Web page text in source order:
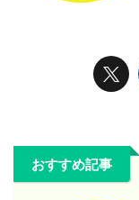
おすすめ記事